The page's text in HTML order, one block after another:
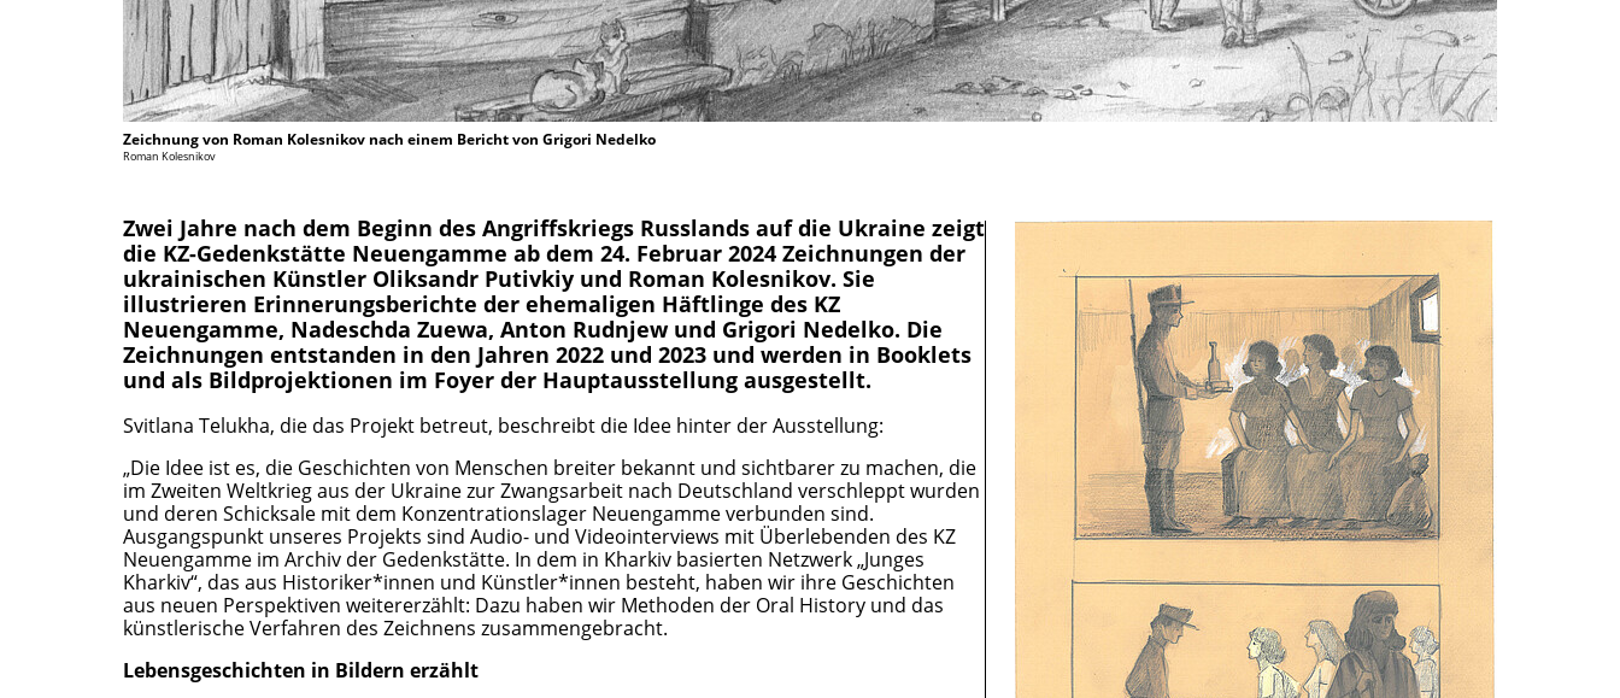
Zeichnung von Roman Kolesnikov nach einem Bericht von Grigori Nedelko
Roman Kolesnikov
Zwei Jahre nach dem Beginn des Angriffskriegs Russlands auf die Ukraine zeigt
die KZ-Gedenkstätte Neuengamme ab dem 24. Februar 2024 Zeichnungen der
ukrainischen Künstler Oliksandr Putivkiy und Roman Kolesnikov. Sie
illustrieren Erinnerungsberichte der ehemaligen Häftlinge des KZ
Neuengamme, Nadeschda Zuewa, Anton Rudnjew und Grigori Nedelko. Die
Zeichnungen entstanden in den Jahren 2022 und 2023 und werden in Booklets
und als Bildprojektionen im Foyer der Hauptausstellung ausgestellt.
Svitlana Telukha, die das Projekt betreut, beschreibt die Idee hinter der Ausstellung:
„Die Idee ist es, die Geschichten von Menschen breiter bekannt und sichtbarer zu machen, die
im Zweiten Weltkrieg aus der Ukraine zur Zwangsarbeit nach Deutschland verschleppt wurden
und deren Schicksale mit dem Konzentrationslager Neuengamme verbunden sind.
Ausgangspunkt unseres Projekts sind Audio- und Videointerviews mit Überlebenden des KZ
Neuengamme im Archiv der Gedenkstätte. In dem in Kharkiv basierten Netzwerk „Junges
Kharkiv“, das aus Historiker*innen und Künstler*innen besteht, haben wir ihre Geschichten
aus neuen Perspektiven weitererzählt: Dazu haben wir Methoden der Oral History und das
künstlerische Verfahren des Zeichnens zusammengebracht.
Lebensgeschichten in Bildern erzählt